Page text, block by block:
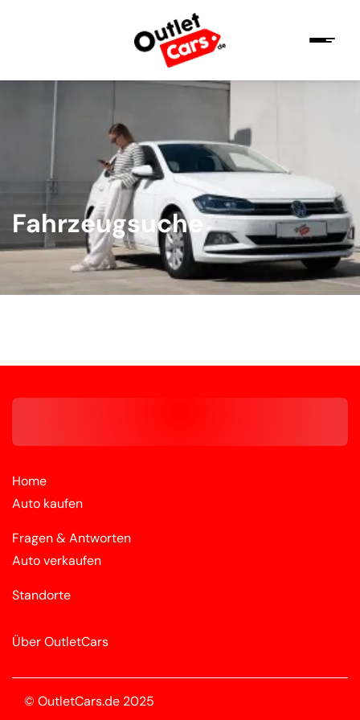
Fahrzeugsuche
Home
Auto kaufen
Fragen & Antworten
Auto verkaufen
Standorte
Über OutletCars
© OutletCars.de 2025